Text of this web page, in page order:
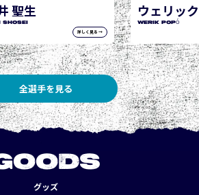
リック ポポ
POPÓ
詳しく見る →
全選手を見る
グッズ